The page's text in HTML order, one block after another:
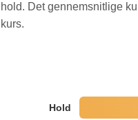
hold. Det gennemsnitlige
kurs.
Hold